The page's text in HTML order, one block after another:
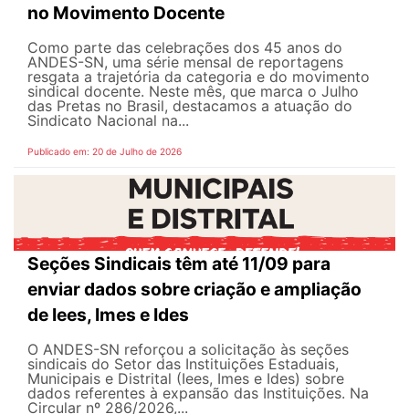
no Movimento Docente
Como parte das celebrações dos 45 anos do
ANDES-SN, uma série mensal de reportagens
resgata a trajetória da categoria e do movimento
sindical docente. Neste mês, que marca o Julho
das Pretas no Brasil, destacamos a atuação do
Sindicato Nacional na...
Publicado em: 20 de Julho de 2026
Seções Sindicais têm até 11/09 para
enviar dados sobre criação e ampliação
de Iees, Imes e Ides
O ANDES-SN reforçou a solicitação às seções
sindicais do Setor das Instituições Estaduais,
Municipais e Distrital (Iees, Imes e Ides) sobre
dados referentes à expansão das Instituições. Na
Circular nº 286/2026,...